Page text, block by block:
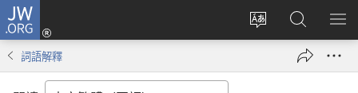
JW.ORG
更
登
入
（開
搜
尋
JW.ORG
顯
詞語解釋